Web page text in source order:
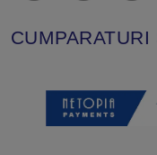
CUMPARATURI